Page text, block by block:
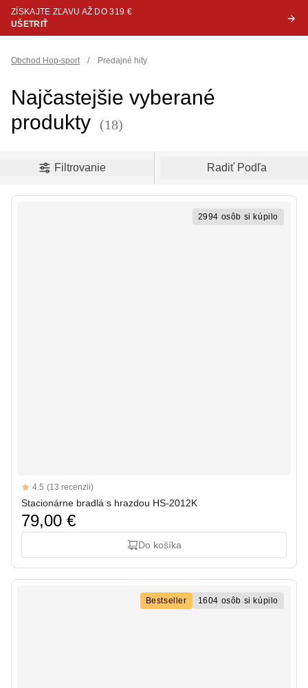
ZÍSKAJTE ZĽAVU AŽ DO 319 €
UŠETRIŤ
Obchod Hop-sport / Predajné hity
Najčastejšie vyberané
produkty
(18)
Filtrovanie Radiť Podľa
2994 osôb si kúpilo
Reviews
4.5 out of 5 stars
4.5 (13 recenzii)
Stacionárne bradlá s hrazdou HS-2012K
79,00 €
Do košíka
Bestseller 1604 osôb si kúpilo